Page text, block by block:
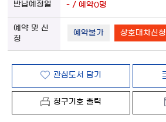
- / 예약0명
예약불가 상호대차신청
관심도서 담기
청구기호 출력